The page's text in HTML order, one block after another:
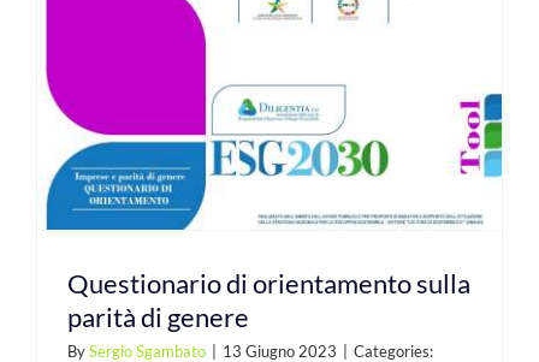
Questionario di orientamento sulla
parità di genere
BySergio Sgambato 13 Giugno 2023
Categories: